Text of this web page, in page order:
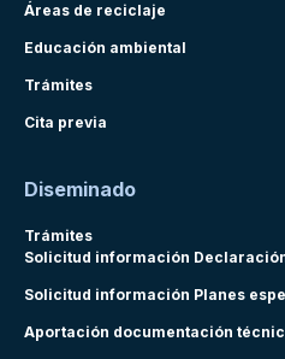
Áreas de reciclaje
Educación ambiental
Trámites
Cita previa
Diseminado
Trámites
Solicitud información
Solicitud información Planes
Aportación documentación